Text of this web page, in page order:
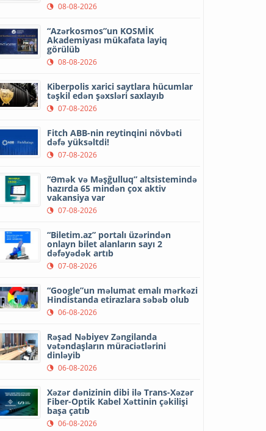
08-08-2026
“Azərkosmos”un KOSMİK
Akademiyası mükafata layiq
görülüb
08-08-2026
Kiberpolis xarici saytlara hücumlar
təşkil edən şəxsləri saxlayıb
07-08-2026
Fitch ABB-nin reytinqini növbəti
dəfə yüksəltdi!
07-08-2026
“Əmək və Məşğulluq” altsistemində
hazırda 65 mindən çox aktiv
vakansiya var
07-08-2026
“Biletim.az” portalı üzərindən
onlayn bilet alanların sayı 2
dəfəyədək artıb
07-08-2026
“Google”un məlumat emalı mərkəzi
Hindistanda etirazlara səbəb olub
06-08-2026
Rəşad Nəbiyev Zəngilanda
vətəndaşların müraciətlərini
dinləyib
06-08-2026
Xəzər dənizinin dibi ilə Trans-Xəzər
Fiber-Optik Kabel Xəttinin çəkilişi
başa çatıb
06-08-2026